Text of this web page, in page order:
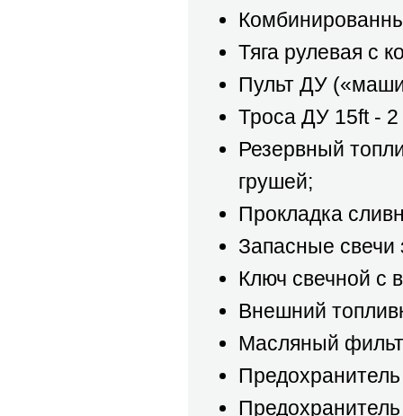
Тяга рулевая с
Пульт ДУ
Троса ДУ 15ft - 2
Резервный
грушей;
Прокладка
Запасные свечи
Ключ свечной с
Внешний
Масляный